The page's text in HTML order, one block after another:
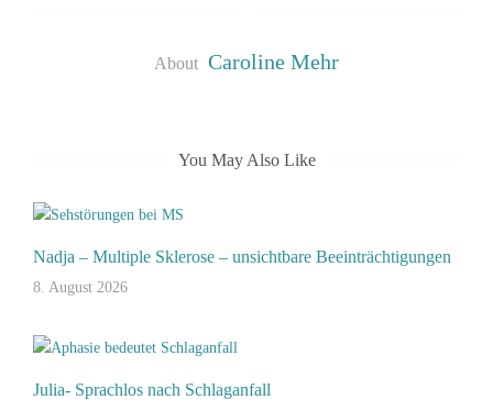
About Caroline Mehr
You May Also Like
Nadja – Multiple Sklerose – unsichtbare Beeinträchtigungen
8. August 2026
Julia- Sprachlos nach Schlaganfall